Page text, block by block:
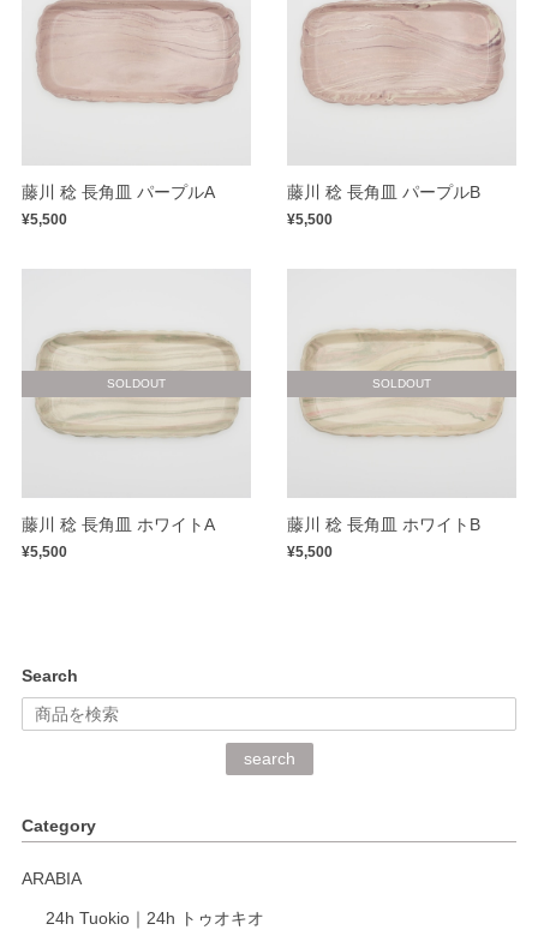
藤川 稔 長角皿 パープルA
¥5,500
藤川 稔 長角皿 パープルB
¥5,500
SOLDOUT
藤川 稔 長角皿 ホワイトA
¥5,500
SOLDOUT
藤川 稔 長角皿 ホワイトB
¥5,500
Search
search
Category
ARABIA
24h Tuokio｜24h トゥオキオ